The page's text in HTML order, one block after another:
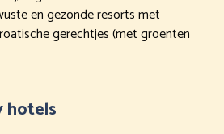
en gezonde resorts met
gerechtjes (met groenten
hotels